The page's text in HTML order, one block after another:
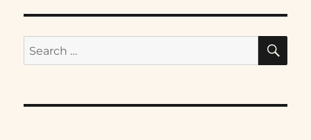
Search
for: